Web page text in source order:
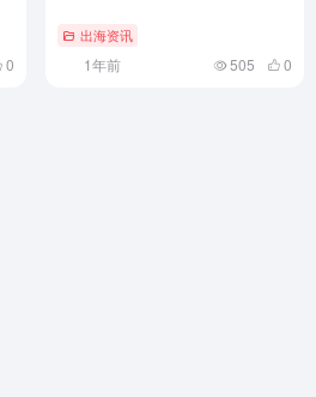
0
出海资讯
1年前 505 0